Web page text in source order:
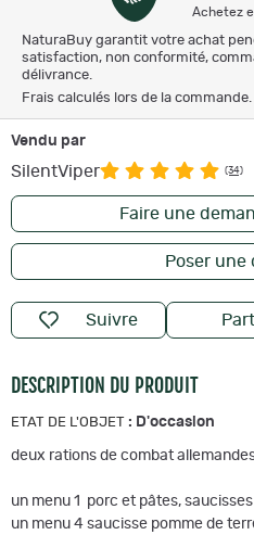
Achetez
NaturaBuy garantit votre achat
satisfaction, non conformité,
délivrance.
Frais calculés lors de la commande.
Vendu par
SilentViper (34)
Faire une
Poser une
Suivre
DESCRIPTION DU PRODUIT
ETAT DE L'OBJET : D'occasion
deux rations de combat
un menu 1 porc et pâtes,
un menu 4 saucisse pomme de